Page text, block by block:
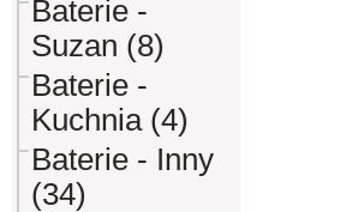
Baterie -
Suzan (8)
Baterie -
Kuchnia (4)
Baterie - Inny
(34)